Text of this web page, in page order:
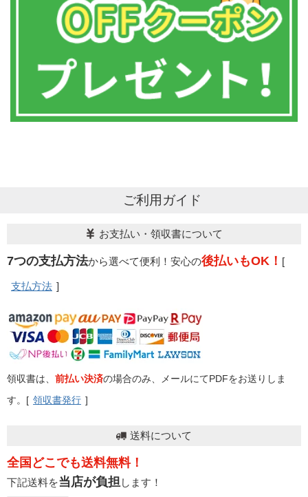
ご利用ガイド
お支払い・領収書について
7つの支払方法から選べて便利！安心の後払いもOK！ [
支払方法 ]
領収書は、 前払い決済の場合のみ、メールにてPDFをお送りしま
す。[ 領収書発行 ]
送料について
全国どこでも送料無料！
下記送料を当店が負担します！